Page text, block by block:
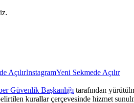
AçılırInstagramYeni Sekmede Açılır
Güvenlik Başkanlığı tarafından
kurallar çerçevesinde hizmet